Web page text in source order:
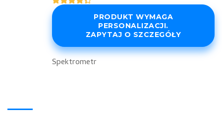
Oceniony
4.40
podstawie
5
ocen
klientów
PRODUKT WYMAGA
PERSONALIZACJI.
ZAPYTAJ O SZCZEGÓŁY
Spektrometr